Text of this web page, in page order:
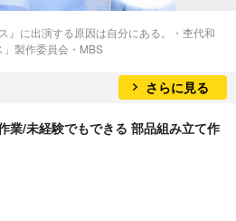
』に出演する原因は自分にある。・杢代和
」製作委員会・MBS
さらに見る
業/未経験でもできる 部品組み立て作